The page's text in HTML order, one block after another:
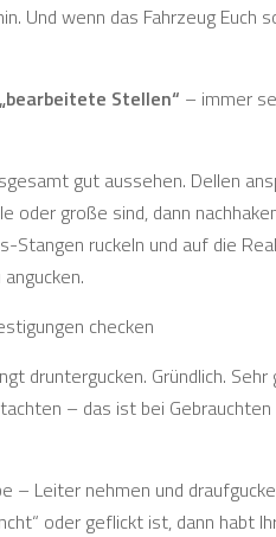
Und wenn das Fahrzeug
Stellen“ – immer
gut aussehen. Dellen
oder große sind, dann
Stangen ruckeln und auf die
checken
druntergucken. Gründlich.
– das ist bei
– Leiter nehmen und
oder geflickt ist, dann habt